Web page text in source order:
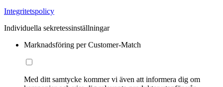
Integritetspolicy
Individuella sekretessinställningar
Marknadsföring per Customer-Match
Med ditt samtycke kommer vi även att informera dig om